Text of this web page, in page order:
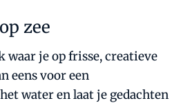
zee
waar je op frisse, creatieve
eens voor een
water en laat je gedachten